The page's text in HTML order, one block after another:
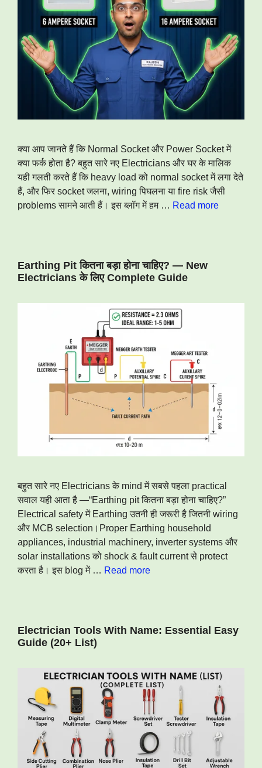
क्या आप जानते हैं कि Normal Socket और Power Socket में
क्या फर्क होता है? बहुत सारे नए Electricians और घर के मालिक
यही गलती करते हैं कि heavy load को normal socket में लगा देते
हैं, और फिर socket जलना, wiring पिघलना या fire risk जैसी
problems सामने आती हैं। इस ब्लॉग में हम … Read more
Earthing Pit कितना बड़ा होना चाहिए? — New
Electricians के लिए Complete Guide
बहुत सारे नए Electricians के mind में सबसे पहला practical
सवाल यही आता है —“Earthing pit कितना बड़ा होना चाहिए?”
Electrical safety में Earthing उतनी ही जरूरी है जितनी wiring
और MCB selection।Proper Earthing household
appliances, industrial machinery, inverter systems और
solar installations को shock & fault current से protect
करता है। इस blog में … Read more
Electrician Tools With Name: Essential Easy
Guide (20+ List)